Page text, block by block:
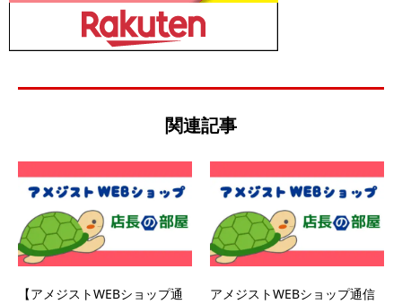
関連記事
【アメジストWEBショップ通
アメジストWEBショップ通信